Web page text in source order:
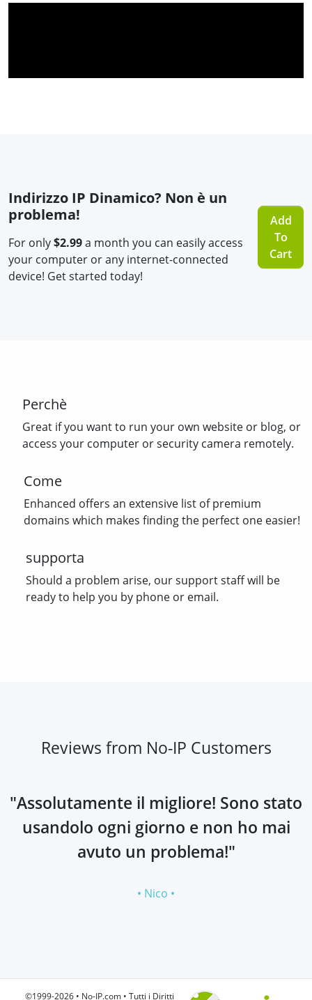
Indirizzo IP Dinamico? Non è un
problema!
For only$2.99a month you can easily access
your computer or any internet-connected
device! Get started today!
Add
To
Cart
Perchè
Great if you want to run your own website or blog, or
access your computer or security camera remotely.
Come
Enhanced offers an extensive list of premium
domains which makes finding the perfect one easier!
supporta
Should a problem arise, our support staff will be
ready to help you by phone or email.
Reviews from No-IP Customers
"Assolutamente il migliore! Sono stato
usandolo ogni giorno e non ho mai
avuto un problema!"
• Nico •
©1999-2026 • No-IP.com • Tutti i Diritti